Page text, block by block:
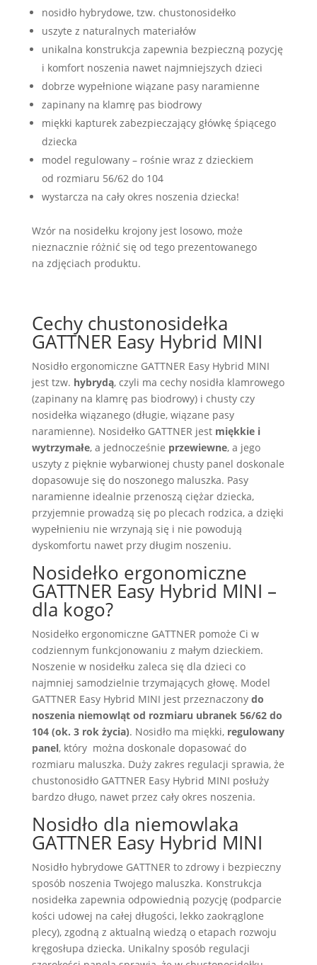
nosidło hybrydowe, tzw. chustonosidełko
uszyte z naturalnych materiałów
unikalna konstrukcja zapewnia bezpieczną pozycję
i komfort noszenia nawet najmniejszych dzieci
dobrze wypełnione wiązane pasy naramienne
zapinany na klamrę pas biodrowy
miękki kapturek zabezpieczający główkę śpiącego
dziecka
model regulowany – rośnie wraz z dzieckiem
od rozmiaru 56/62 do 104
wystarcza na cały okres noszenia dziecka!
Wzór na nosidełku krojony jest losowo, może
nieznacznie różnić się od tego prezentowanego
na zdjęciach produktu.
Cechy chustonosidełka
GATTNER Easy Hybrid MINI
Nosidło ergonomiczne GATTNER Easy Hybrid MINI
jest tzw. hybrydą, czyli ma cechy nosidła klamrowego
(zapinany na klamrę pas biodrowy) i chusty czy
nosidełka wiązanego (długie, wiązane pasy
naramienne). Nosidełko GATTNER jest miękkie i
wytrzymałe, a jednocześnie przewiewne, a jego
uszyty z pięknie wybarwionej chusty panel doskonale
dopasowuje się do noszonego maluszka. Pasy
naramienne idealnie przenoszą ciężar dziecka,
przyjemnie prowadzą się po plecach rodzica, a dzięki
wypełnieniu nie wrzynają się i nie powodują
dyskomfortu nawet przy długim noszeniu.
Nosidełko ergonomiczne
GATTNER Easy Hybrid MINI –
dla kogo?
Nosidełko ergonomiczne GATTNER pomoże Ci w
codziennym funkcjonowaniu z małym dzieckiem.
Noszenie w nosidełku zaleca się dla dzieci co
najmniej samodzielnie trzymających głowę. Model
GATTNER Easy Hybrid MINI jest przeznaczony do
noszenia niemowląt od rozmiaru ubranek 56/62 do
104 (ok. 3 rok życia). Nosidło ma miękki, regulowany
panel, który można doskonale dopasować do
rozmiaru maluszka. Duży zakres regulacji sprawia, że
chustonosidło GATTNER Easy Hybrid MINI posłuży
bardzo długo, nawet przez cały okres noszenia.
Nosidło dla niemowlaka
GATTNER Easy Hybrid MINI
Nosidło hybrydowe GATTNER to zdrowy i bezpieczny
sposób noszenia Twojego maluszka. Konstrukcja
nosidełka zapewnia odpowiednią pozycję (podparcie
kości udowej na całej długości, lekko zaokrąglone
plecy), zgodną z aktualną wiedzą o etapach rozwoju
kręgosłupa dziecka. Unikalny sposób regulacji